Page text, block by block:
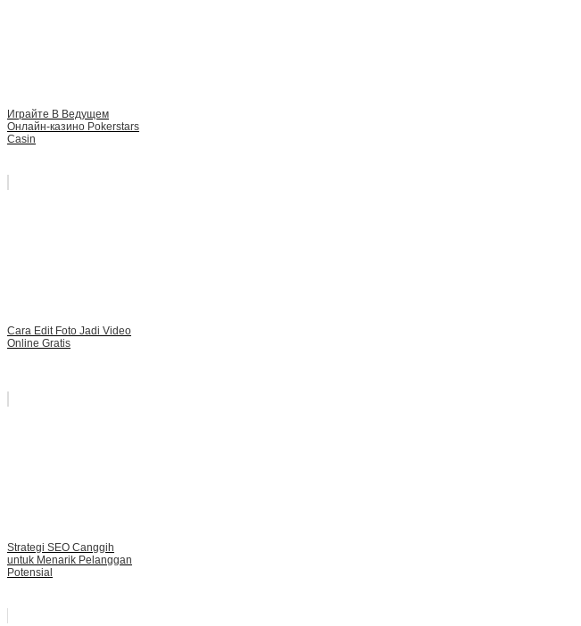
Играйте В Ведущем
Онлайн-казино Pokerstars
Casin
Cara Edit Foto Jadi Video
Online Gratis
Strategi SEO Canggih
untuk Menarik Pelanggan
Potensial